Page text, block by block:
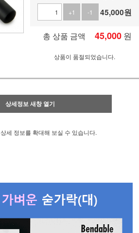
+1
-1 45,000원
총 상품 금액 45,000 원
상품이 품절되었습니다.
상세정보 새창 열기
상세 정보를 확대해 보실 수 있습니다.